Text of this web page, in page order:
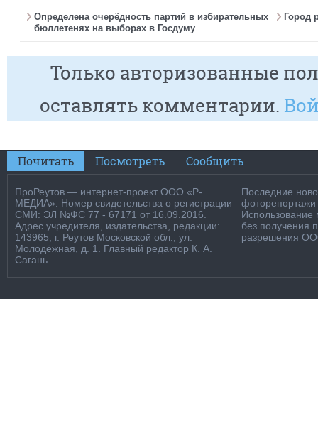
Определена очерёдность партий в избирательных
бюллетенях на выборах в Госдуму
Город
Только авторизованные
оставлять комментарии.
Почитать Посмотреть Сообщить
ПроРеутов — интернет-проект ООО «Р-
МЕДИА». Номер свидетельства о регистрации
СМИ: ЭЛ №ФС 77 - 67171 от 16.09.2016.
Адрес учредителя, издательства, редакции:
143965, г. Реутов Московской обл., ул.
Молодёжная, д. 1. Главный редактор К. А.
Сагань.
Последние
фоторепортажи
Использование
без получения
разрешения